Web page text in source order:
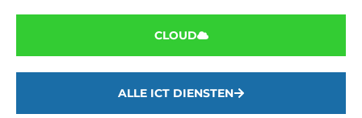
CLOUD
ALLE ICT DIENSTEN